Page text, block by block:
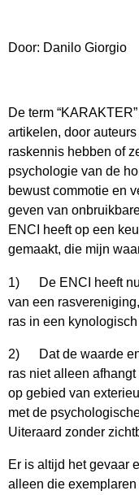
Door: Danilo Giorgio
De term
artikelen, door
raskennis hebben of
psychologie van de
bewust commotie en
geven van
ENCI heeft op een
gemaakt, die mijn
1) De ENCI heeft nu
van een
ras in een
2) Dat de waarde en
ras niet alleen
op gebied van
met de
Uiteraard zonder
Er is altijd het gevaar
alleen die